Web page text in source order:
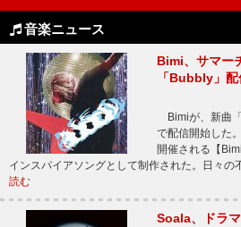
音楽ニュース
Bimi、サマー
「Bubbly」
Bimiが、新曲
で配信開始した
開催される【
インスパイアソングとして制作された。日々
読む
Soala、ドラ